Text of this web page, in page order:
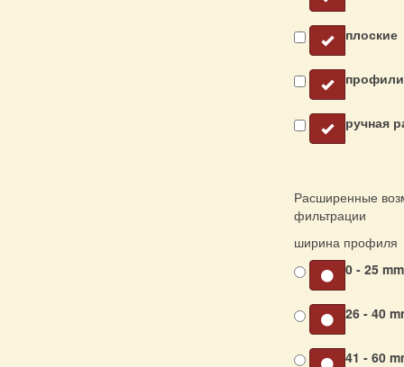
плоские
ручная
Расширенные
фильтрации
ширина профиля
0 - 25
26 - 40
41 - 60